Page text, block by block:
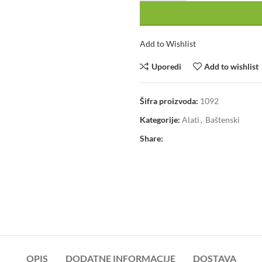
Add to Wishlist
Uporedi Add to wishlist
Šifra proizvoda: 1092
Kategorije: Alati , Baštenski
Share:
OPIS DODATNE INFORMACIJE DOSTAVA